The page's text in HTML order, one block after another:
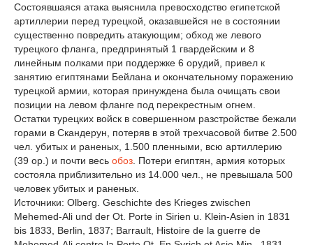
Состоявшаяся атака выяснила превосходство египетской
артиллерии перед турецкой, оказавшейся не в состоянии
существенно повредить атакующим; обход же левого
турецкого фланга, предпринятый 1 гвардейским и 8
линейным полками при поддержке 6 орудий, привел к
занятию египтянами Бейлана и окончательному поражению
турецкой армии, которая принуждена была очищать свои
позиции на левом фланге под перекрестным огнем.
Остатки турецких войск в совершенном разстройстве бежали
горами в Скандерун, потеряв в этой трехчасовой битве 2.500
чел. убитых и раненых, 1.500 пленными, всю артиллерию
(39 ор.) и почти весь обоз . Потери египтян, армия которых
состояла приблизительно из 14.000 чел., не превышала 500
человек убитых и раненых.
Источники: Olberg. Geschichte des Krieges zwischen
Mehemed-Ali und der Ot. Porte in Sirien u. Klein-Asien in 1831
bis 1833, Berlin, 1837; Barrault, Histoire de la guerre de